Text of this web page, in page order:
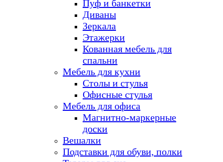
Пуф и банкетки
Диваны
Зеркала
Этажерки
Кованная мебель для
спальни
Мебель для кухни
Столы и стулья
Офисные стулья
Мебель для офиса
Магнитно-маркерные
доски
Вешалки
Подставки для обуви, полки